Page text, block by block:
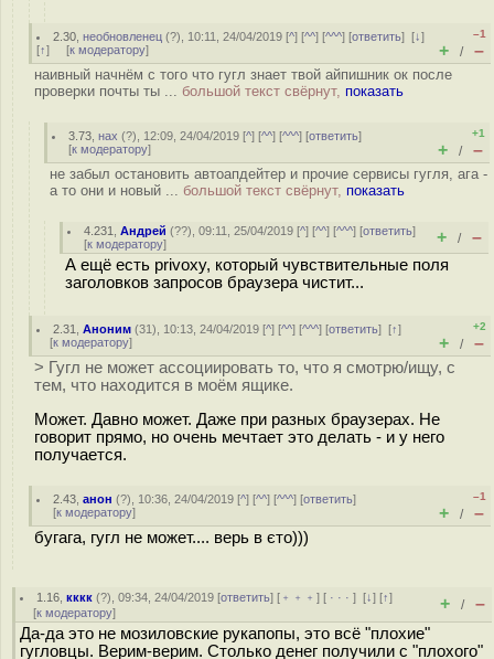
2.30 ,необновленец (?), 10:11, 24/04/2019 [^] [^^] [^^^] [ответить][↓]
[↑] [к модератору]
–1
+ / –
наивный начнём с того что гугл знает твой айпишник ок после
проверки почты ты ... большой текст свёрнут, показать
3.73 ,нах (?), 12:09, 24/04/2019 [^] [^^] [^^^] [ответить]
[к модератору]
+1
+ / –
не забыл остановить автоапдейтер и прочие сервисы гугля, ага -
а то они и новый ... большой текст свёрнут, показать
4.231 ,Андрей (??), 09:11, 25/04/2019 [^] [^^] [^^^] [ответить]
[к модератору] + / –
А ещё есть privoxy, который чувствительные поля
заголовков запросов браузера чистит...
2.31 ,Аноним (31), 10:13, 24/04/2019 [^] [^^] [^^^] [ответить][↑]
[к модератору]
+2
+ / –
> Гугл не может ассоциировать то, что я смотрю/ищу, с
тем, что находится в моём ящике.
Может. Давно может. Даже при разных браузерах. Не
говорит прямо, но очень мечтает это делать - и у него
получается.
2.43 ,анон (?), 10:36, 24/04/2019 [^] [^^] [^^^] [ответить]
[к модератору]
–1
+ / –
бугага, гугл не может.... верь в єто)))
1.16 ,кккк (?), 09:34, 24/04/2019 [ответить] [ ﹢﹢﹢] [ · · ·][↓] [↑]
[к модератору] + / –
Да-да это не мозиловские рукапопы, это всё "плохие"
гугловцы. Верим-верим. Столько денег получили с "плохого"